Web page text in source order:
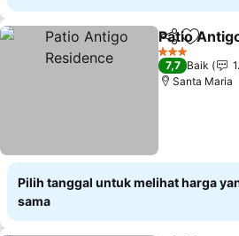
Bagikan
Patio
3 Bintang
7,7 Baik
Santa Maria
Pilih tanggal untuk melihat harga
sama